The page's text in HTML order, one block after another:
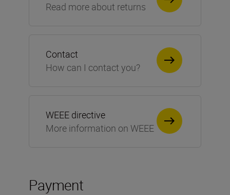
Read more about returns
Contact
How can I contact you?
WEEE directive
More information on WEEE
Payment